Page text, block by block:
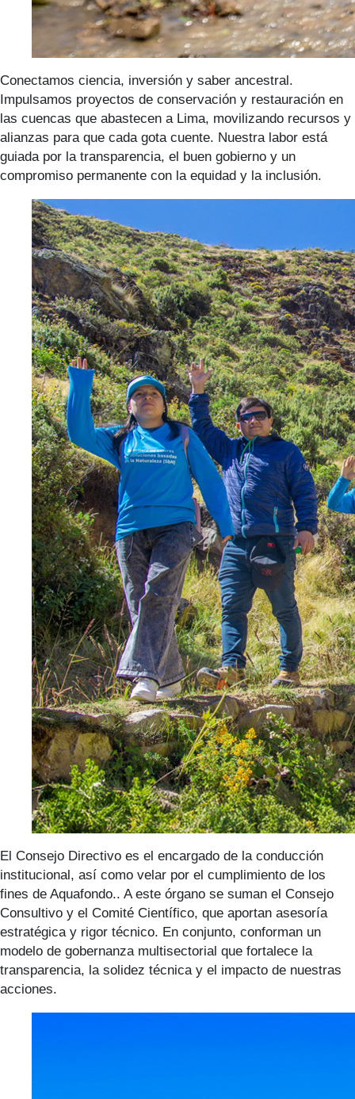
Conectamos ciencia, inversión y saber ancestral.
Impulsamos proyectos de conservación y restauración en
las cuencas que abastecen a Lima, movilizando recursos y
alianzas para que cada gota cuente. Nuestra labor está
guiada por la transparencia, el buen gobierno y un
compromiso permanente con la equidad y la inclusión.
El Consejo Directivo es el encargado de la conducción
institucional, así como velar por el cumplimiento de los
fines de Aquafondo.. A este órgano se suman el Consejo
Consultivo y el Comité Científico, que aportan asesoría
estratégica y rigor técnico. En conjunto, conforman un
modelo de gobernanza multisectorial que fortalece la
transparencia, la solidez técnica y el impacto de nuestras
acciones.